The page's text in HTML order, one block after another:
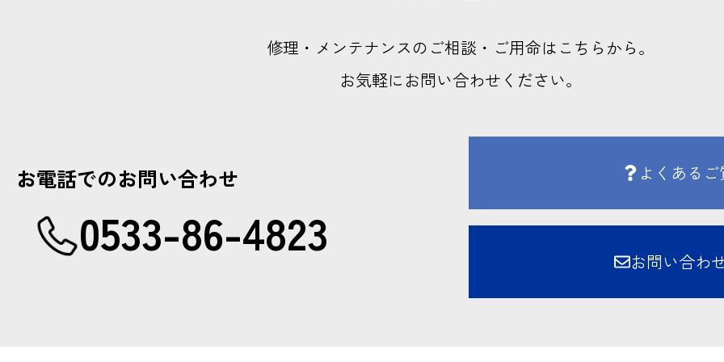
修理・メンテナンスのご相談・ご用命はこちらから。
お気軽にお問い合わせください。
お電話でのお問い合わせ
0533-86-4823
よくあるご
お問い合わ